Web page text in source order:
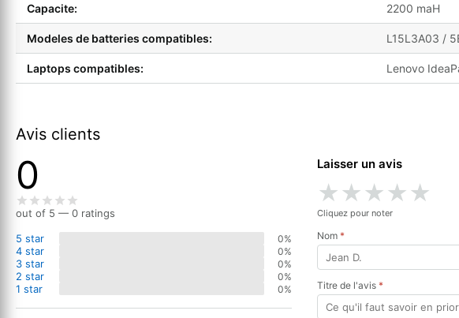
Capacite: 2200 maH
Modeles de batteries compatibles: L15L3A03 /
Laptops compatibles: Lenovo
Avis clients
0
out of 5 — 0 ratings
5 star
0%
4 star 0%
3 star 0%
2 star 0%
1 star 0%
Laisser un avis
★★★★★
Cliquez pour noter
Nom *
Titre de l'avis *